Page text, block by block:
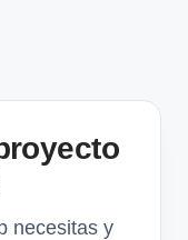
necesitas y